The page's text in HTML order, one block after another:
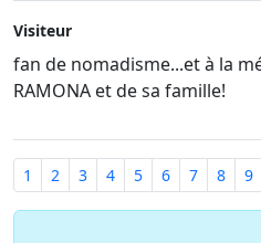
Visiteur
fan de nomadisme...et à la
RAMONA et de sa famille!
1 2 3 4 5 6 7 8 9